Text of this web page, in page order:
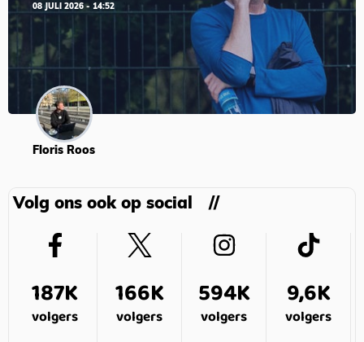
08 JULI 2026 - 14:52
Floris Roos
Volg ons ook op social
187K
volgers
166K
volgers
594K
volgers
9,6K
volgers